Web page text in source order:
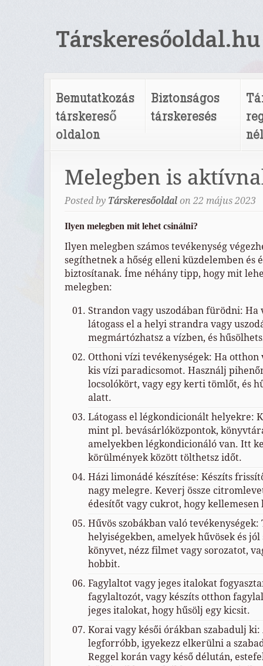
Társkeresőoldal.hu
Bemutatkozás
társkereső
oldalon
Biztonságos
társkeresés
Melegben is
Posted by Társkeresőoldal on 22 május 2023
Ilyen melegben mit lehet csinálni?
Ilyen melegben számos tevékenység
segíthetnek a hőség elleni küzdelemben és
biztosítanak. Íme néhány tipp, hogy mit
melegben:
Strandon vagy uszodában fürödni: Ha
látogass el a helyi strandra vagy
megmártózhatsz a vízben, és
Otthoni vízi tevékenységek: Ha otthon
kis vízi paradicsomot. Használj
locsolókört, vagy egy kerti tömlőt, és
alatt.
Látogass el légkondicionált helyekre:
mint pl. bevásárlóközpontok,
amelyekben légkondicionáló van. Itt
körülmények között tölthetsz időt.
Házi limonádé készítése: Készíts
nagy melegre. Keverj össze
édesítőt vagy cukrot, hogy
Hűvös szobákban való
helyiségekben, amelyek hűvösek és jól
könyvet, nézz filmet vagy sorozatot,
hobbit.
Fagylaltot vagy jeges italokat
fagylaltozót, vagy készíts otthon
jeges italokat, hogy hűsölj egy kicsit.
Korai vagy késői órákban szabadulj
legforróbb, igyekezz elkerülni a
Reggel korán vagy késő délután,